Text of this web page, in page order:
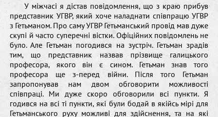
У міжчасі я дістав повідомлення, що з краю прибув
представник УГВР, який хоче наладнати співпрацю УГВР
з Гетьманом. Про саму УГВР Гетьманський провід мав дуже
скупі й часто суперечні вістки. Офіційних повідомлень не
було. Але Гетьман погодився на зустріч. Гетьман зрадів
тим, що представник назвав прізвище галицького
професора, якого він є сином. Гетьман знав того
професора ще з-перед війни. Після того Гетьман
запропонував нам двом обговорити можливості
співпраці. Ми дуже скоро обговорили всі пункти. Я
годився на всі ті пункти, які були бодай в якійсь мірі для
Гетьманського руху можливі для здійснення, та на які